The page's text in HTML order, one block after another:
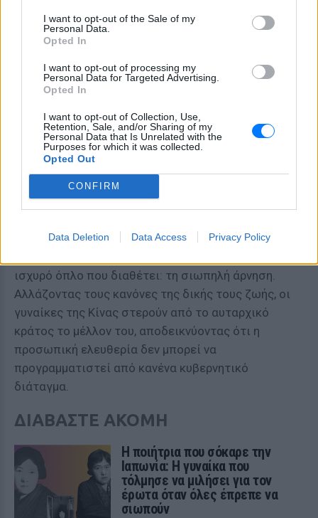
I want to opt-out of the Sale of my
Personal Data.
Opted In
I want to opt-out of processing my
Personal Data for Targeted Advertising.
Opted In
I want to opt-out of Collection, Use,
Retention, Sale, and/or Sharing of my
Personal Data that Is Unrelated with the
Purposes for which it was collected.
Opted Out
CONFIRM
Data Deletion Data Access Privacy Policy
Τα στατιστικά στοιχεία αποκαλύπτουν το μέγεθος
μελέτη διαπίστωσε ότι σχεδόν το 50% των
γυναικών ηλικίας 18 έως 24 ετών δηλώνει
ξεκάθαρα ότι δεν θέλει να αποκτήσει παιδιά. Για να
γίνει αντιληπτή η σύγκρουση με την παράδοση, το
αντίστοιχο ποσοστό το 2012 βρισκόταν μόλις στο
6%.
Η πολιτική του ενός παιδιού δίδαξε στις γυναίκες
βρίσκονταν πάντα υπό διαπραγμάτευση με την
ισχυρό όπλο που διαθέτει: τη σιωπηλή άρνηση.
Αλλάζοντας τους κανόνες της δικής τους ζωής, οι
γυναίκες της Κίνας στερούν από το αυταρχικό
κράτος το μέλλον του, αποδεικνύοντας ότι η
προσωπική ελευθερία δεν μπορεί να
προγραμματιστεί από κανένα κυβερνητικό
διάταγμα.
ΔΙΑΒΑΣΤΕ ΑΚΟΜΗ
Η ποιήτρια που σόκαρε την
Ιαπωνία: Η γυναίκα που
τόλμησε να μιλήσει για τον
έρωτα όταν όλες έπρεπε να
σιωπούν